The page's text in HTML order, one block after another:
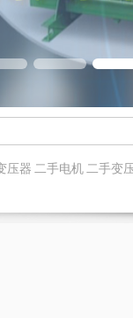
压器 二手电机 二手变